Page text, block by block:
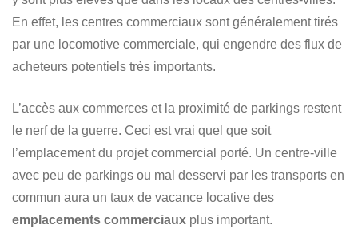
En effet, les centres commerciaux sont généralement tirés
par une locomotive commerciale, qui engendre des flux de
acheteurs potentiels très importants.
L’accès aux commerces et la proximité de parkings restent
le nerf de la guerre. Ceci est vrai quel que soit
l’emplacement du projet commercial porté. Un centre-ville
avec peu de parkings ou mal desservi par les transports en
commun aura un taux de vacance locative des
emplacements commerciaux plus important.